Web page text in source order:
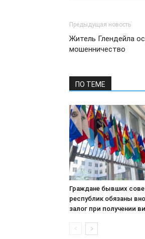
Предыдущая новость
Житель Глендейла
мошенничество
ПО ТЕМЕ
Граждане бывших
республик обязаны
залог при получении